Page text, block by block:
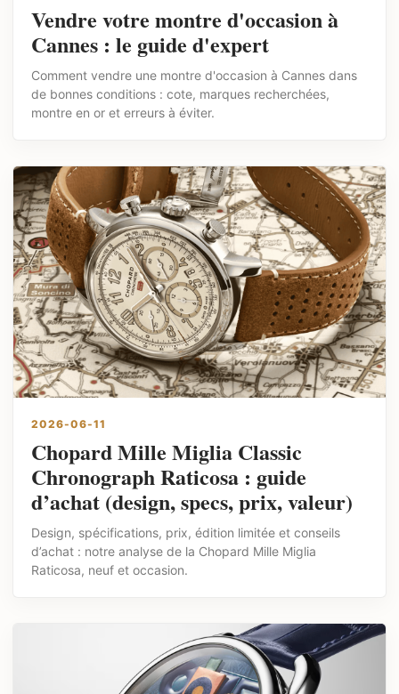
Vendre votre montre d'occasion à
Cannes : le guide d'expert
Comment vendre une montre d'occasion à Cannes dans
de bonnes conditions : cote, marques recherchées,
montre en or et erreurs à éviter.
2026-06-11
Chopard Mille Miglia Classic
Chronograph Raticosa : guide
d’achat (design, specs, prix, valeur)
Design, spécifications, prix, édition limitée et conseils
d’achat : notre analyse de la Chopard Mille Miglia
Raticosa, neuf et occasion.